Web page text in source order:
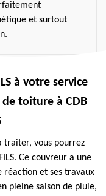
et surtout
à votre service
toiture à CDB
traiter, vous pourrez
Ce couvreur a une
réaction et ses travaux
pleine saison de pluie,